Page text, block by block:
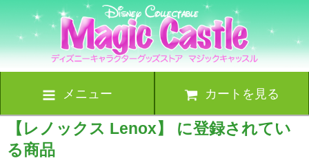
メニュー カートを見る
【レノックス Lenox】 に登録されてい
る商品